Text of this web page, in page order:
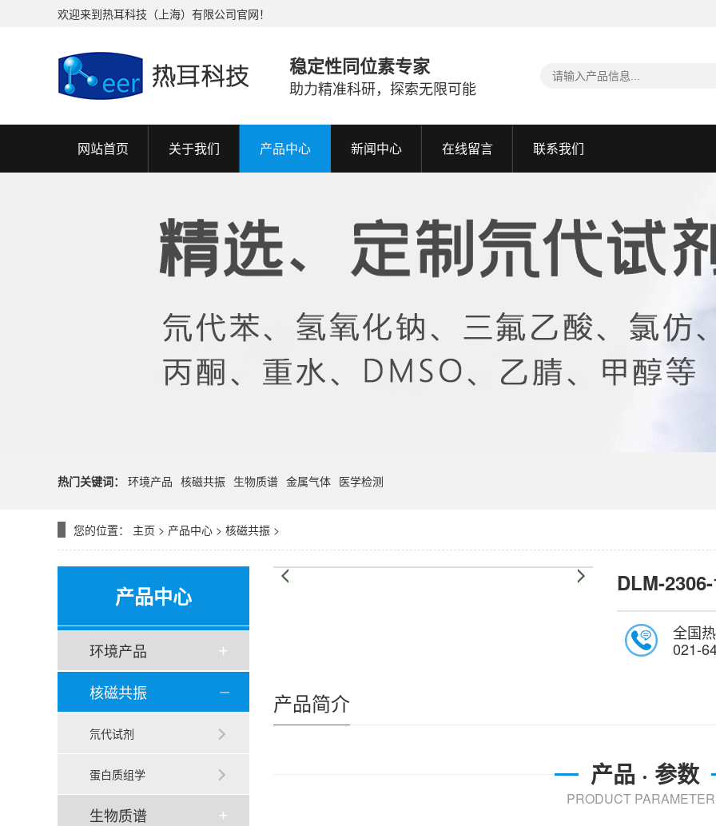
欢迎来到热耳科技（上海）有限公司官网！
稳定性同位素专家
助力精准科研，探索无限可能
网站首页 关于我们 产品中心 新闻中心 在线留言 联系我们
热门关键词： 环境产品 核磁共振 生物质谱 金属气体 医学检测
您的位置： 主页 > 产品中心 > 核磁共振 >
产品中心
环境产品
核磁共振
氘代试剂
蛋白质组学
生物质谱
DLM-
全国
021-
产品简介
产品 · 参数
PRODUCT